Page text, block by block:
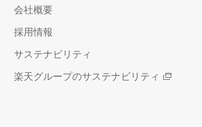
会社概要
採用情報
サステナビリティ
楽天グループのサステナビリティ